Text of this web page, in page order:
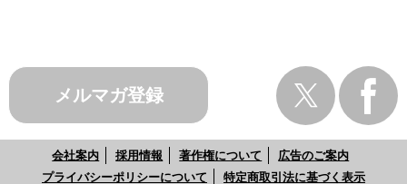
メルマガ登録
会社案内 採用情報 著作権について
広告のご案内
プライバシーポリシーについて
特定商取引法に基づく表示